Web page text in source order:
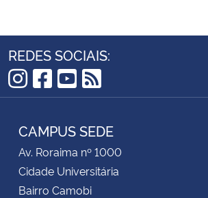
REDES SOCIAIS:
Instagram
Facebook
YouTube
RSS
CAMPUS SEDE
Av. Roraima nº 1000
Cidade Universitária
Bairro Camobi